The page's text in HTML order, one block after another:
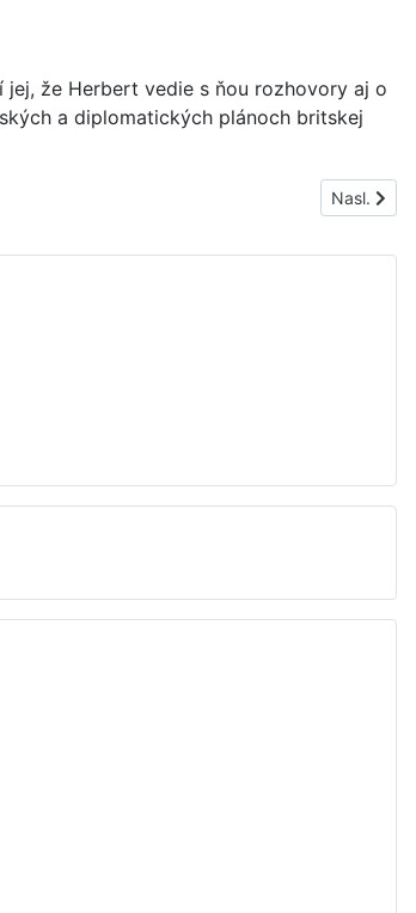
že Herbert vedie s ňou rozhovory aj o
a diplomatických plánoch britskej
Nasl.